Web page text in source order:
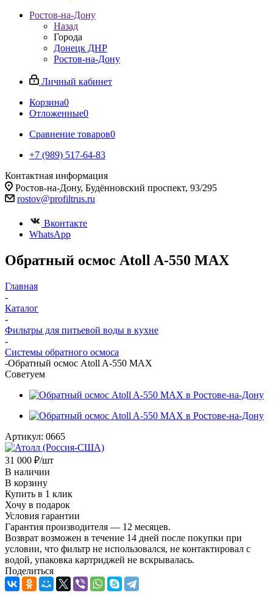
Ростов-на-Дону
Назад
Города
Донецк ДНР
Ростов-на-Дону
Личный кабинет
Корзина0
Отложенные0
Сравнение товаров0
+7 (989) 517-64-83
Контактная информация
Ростов-на-Дону, Будённовский проспект, 93/295
rostov@profiltrus.ru
Вконтакте
WhatsApp
Обратный осмос Atoll A-550 МАХ
Главная
-
Каталог
-
Фильтры для питьевой воды в кухне
-
Системы обратного осмоса
-Обратный осмос Atoll A-550 МАХ
Советуем
Артикул: 0665
31 000 ₽/шт
В наличии
В корзину
Купить в 1 клик
Хочу в подарок
Условия гарантии
Гарантия производителя — 12 месяцев.
Возврат возможен в течение 14 дней после покупки при
условии, что фильтр не использовался, не контактировал с
водой, упаковка картриджей не вскрывалась.
Поделиться